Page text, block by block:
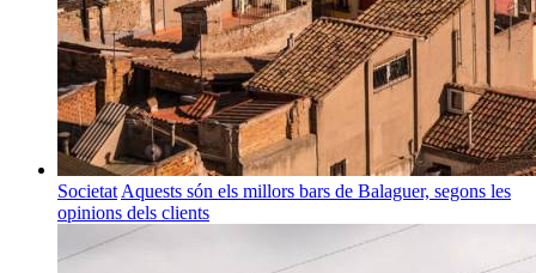
Societat Aquests són els millors bars de Balaguer, segons les
opinions dels clients